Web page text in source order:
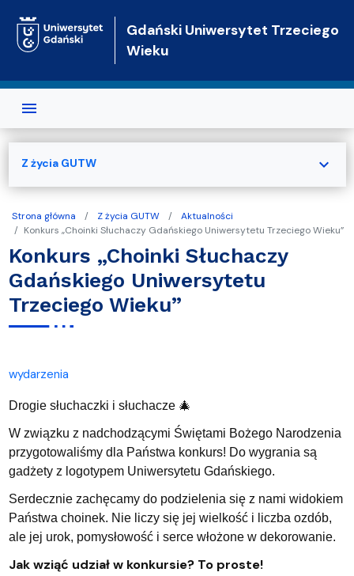
Gdański Uniwersytet Trzeciego
Wieku
Strona główna Z życia GUTW
Aktualności
Konkurs „Choinki Słuchaczy Gdańskiego Uniwersytetu Trzeciego Wieku”
Konkurs „Choinki Słuchaczy
Gdańskiego Uniwersytetu
Trzeciego Wieku”
wydarzenia
Drogie słuchaczki i słuchacze 🎄
W związku z nadchodzącymi Świętami Bożego Narodzenia
przygotowaliśmy dla Państwa konkurs! Do wygrania są
gadżety z logotypem Uniwersytetu Gdańskiego.
Serdecznie zachęcamy do podzielenia się z nami widokiem
Państwa choinek. Nie liczy się jej wielkość i liczba ozdób,
ale jej urok, pomysłowość i serce włożone w dekorowanie.
Jak wziąć udział w konkursie? To proste!
Z życia GUTW expand_more